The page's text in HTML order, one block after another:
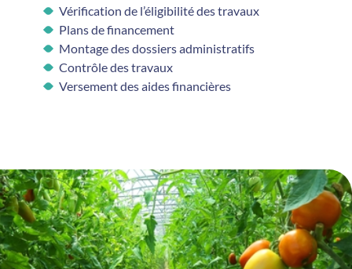
Vérification de l’éligibilité des travaux
Plans de financement
Montage des dossiers administratifs
Contrôle des travaux
Versement des aides financières